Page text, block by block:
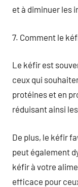
et à diminuer les
7. Comment le
Le kéfir est
ceux qui
protéines et en
réduisant ainsi
De plus, le kéfir
peut également
kéfir à votre
efficace pour